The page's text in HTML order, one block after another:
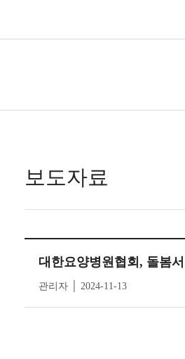
보도자료
대한요양병원협회, 돌봄
관리자 │ 2024-11-13